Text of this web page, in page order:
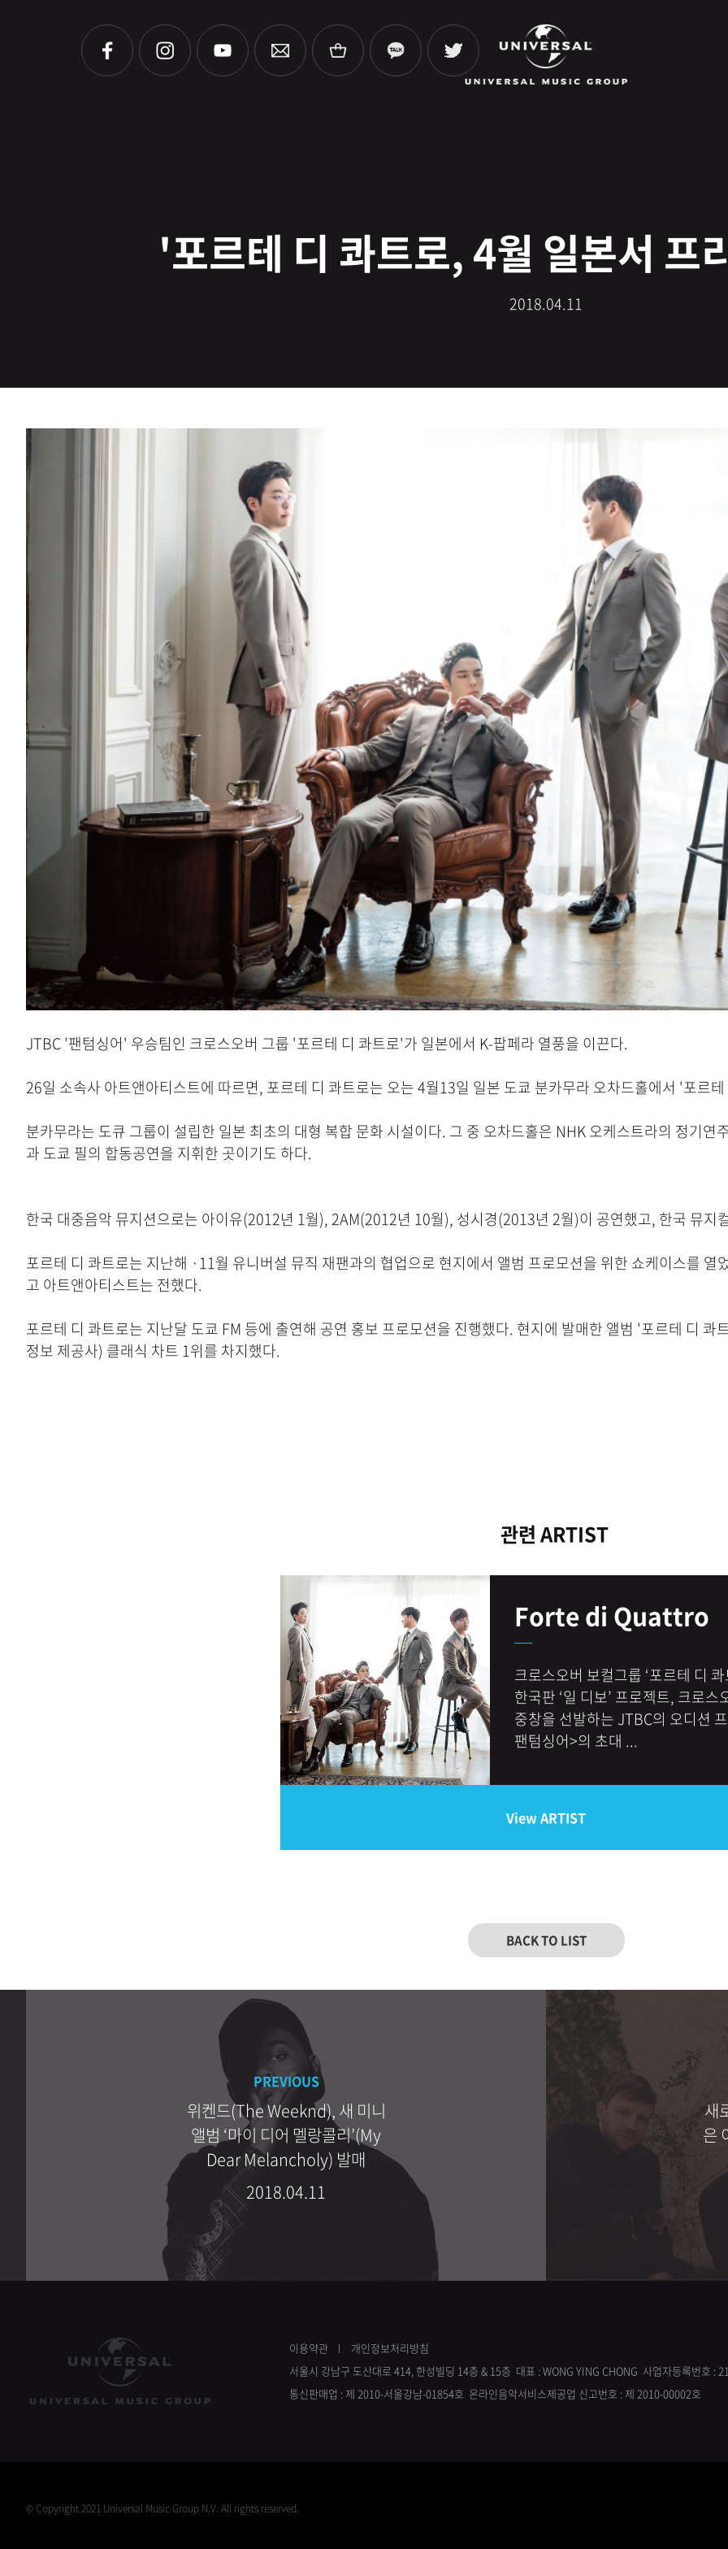
'포르테 디 콰트로, 4월 일본서 프
2018.04.11
JTBC '팬텀싱어' 우승팀인 크로스오버 그룹 '포르테 디 콰트로'가 일본에서 K-팝페라 열풍을 이끈다.
26일 소속사 아트앤아티스트에 따르면, 포르테 디 콰트로는 오는 4월13일 일본 도쿄 분카무라 오차드홀에서 '포르
분카무라는 도큐 그룹이 설립한 일본 최초의 대형 복합 문화 시설이다. 그 중 오차드홀은 NHK 오케스트라의 정기
과 도쿄 필의 합동공연을 지휘한 곳이기도 하다.
한국 대중음악 뮤지션으로는 아이유(2012년 1월), 2AM(2012년 10월), 성시경(2013년 2월)이 공연했고, 한국 뮤
포르테 디 콰트로는 지난해 ·11월 유니버설 뮤직 재팬과의 협업으로 현지에서 앨범 프로모션을 위한 쇼케이스를
고 아트앤아티스트는 전했다.
포르테 디 콰트로는 지난달 도쿄 FM 등에 출연해 공연 홍보 프로모션을 진행했다. 현지에 발매한 앨범 '포르테 디
정보 제공사) 클래식 차트 1위를 차지했다.
관련 ARTIST
Forte di Quattro
크로스오버 보컬그룹 ‘포르테 디 콰
한국판 ‘일 디보’ 프로젝트, 크로스
중창을 선발하는 JTBC의 오디션
팬텀싱어>의 초대 ...
View ARTIST
BACK TO LIST
PREVIOUS
위켄드(The Weeknd), 새 미니
앨범 ‘마이 디어 멜랑콜리’(My
Dear Melancholy) 발매
2018.04.11
새
은
이용약관
개인정보처리방침
서울시 강남구 도산대로 414, 한성빌딩 14층 & 15층 대표 : WONG YING CHONG 사업자등록번호 :
통신판매업 : 제 2010-서울강남-01854호 온라인음악서비스제공업 신고번호 : 제 2010-00002호
© Copyright 2021 Universal Music Group N.V. All rights reserved.